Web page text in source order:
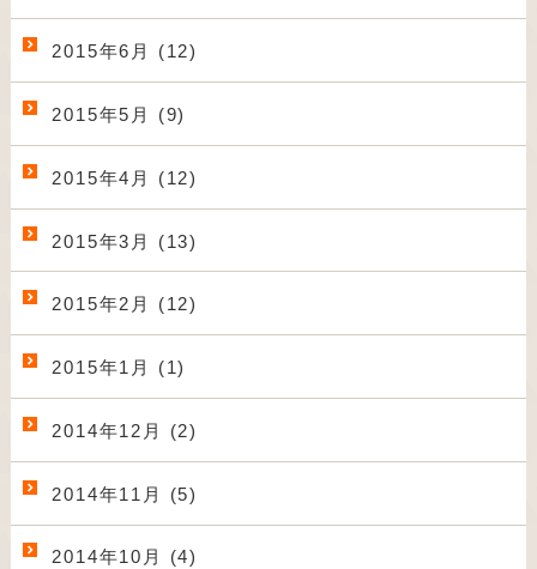
2015年6月 (12)
2015年5月 (9)
2015年4月 (12)
2015年3月 (13)
2015年2月 (12)
2015年1月 (1)
2014年12月 (2)
2014年11月 (5)
2014年10月 (4)